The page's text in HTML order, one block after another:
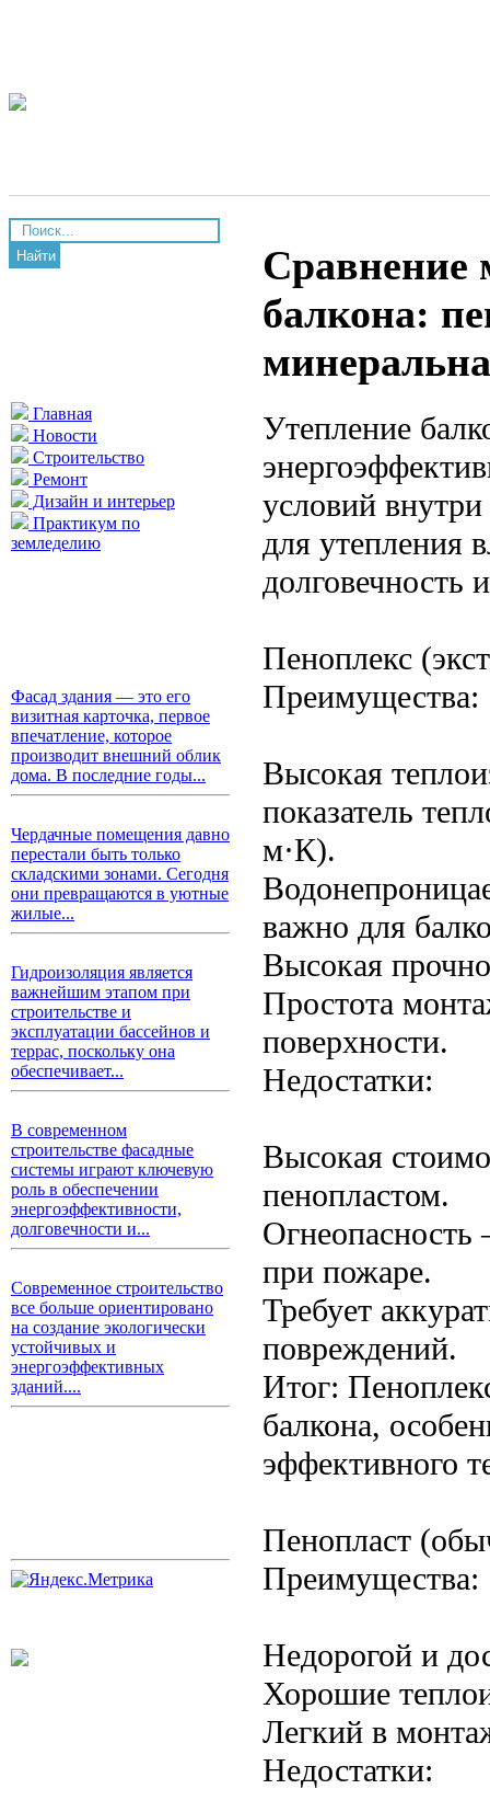
Найти
Главная
Новости
Строительство
Ремонт
Дизайн и интерьер
Практикум по
земледелию
Фасад здания — это его
визитная карточка, первое
впечатление, которое
производит внешний облик
дома. В последние годы...
Чердачные помещения давно
перестали быть только
складскими зонами. Сегодня
они превращаются в уютные
жилые...
Гидроизоляция является
важнейшим этапом при
строительстве и
эксплуатации бассейнов и
террас, поскольку она
обеспечивает...
В современном
строительстве фасадные
системы играют ключевую
роль в обеспечении
энергоэффективности,
долговечности и...
Современное строительство
все больше ориентировано
на создание экологически
устойчивых и
энергоэффективных
зданий....
Сравнение
балкона:
Утепление
условий
для утепления
долговечность
Пеноплекс
Преимущества:
Высокая
показатель
м·К).
важно для
Высокая
Простота
поверхности.
Недостатки:
Высокая
пенопластом.
Огнеопасность
при пожаре.
Требует
повреждений.
Итог:
балкона,
эффективного
Пенопласт
Преимущества:
Недорогой и
Хорошие
Легкий в
Недостатки: